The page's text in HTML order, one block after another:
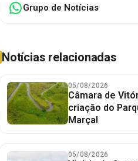
Grupo de Notícias
Notícias relacionadas
05/08/2026
Câmara de
criação do
Marçal
05/08/2026